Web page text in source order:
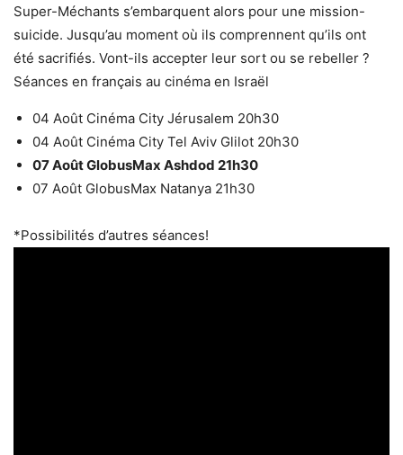
Super-Méchants s’embarquent alors pour une mission-
suicide. Jusqu’au moment où ils comprennent qu’ils ont
été sacrifiés. Vont-ils accepter leur sort ou se rebeller ?
Séances en français au cinéma en Israël
04 Août Cinéma City Jérusalem 20h30
04 Août Cinéma City Tel Aviv Glilot 20h30
07 Août GlobusMax Ashdod 21h30
07 Août GlobusMax Natanya 21h30
*Possibilités d’autres séances!